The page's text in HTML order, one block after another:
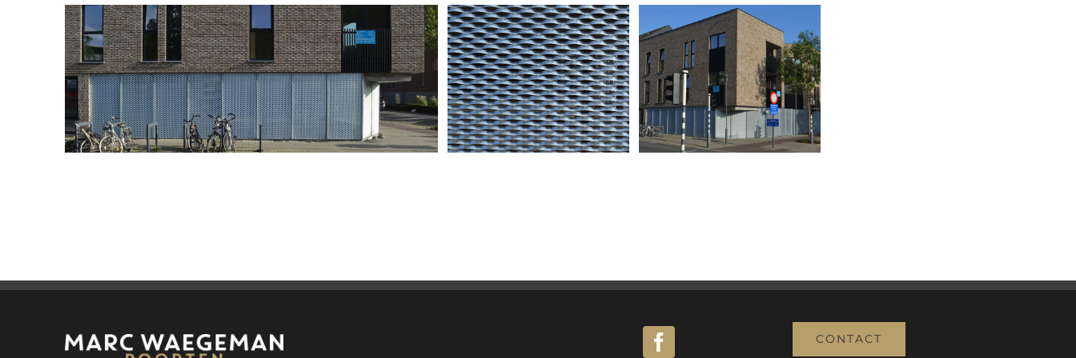
Strekmetaal 1 strekmetaal 1 Strekmetaal 1
CONTACT